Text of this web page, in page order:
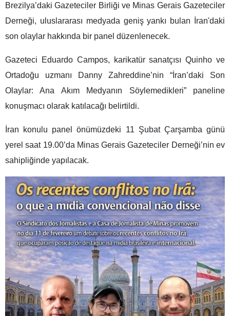
Brezilya’daki Gazeteciler Birliği ve Minas Gerais Gazeteciler
Derneği, uluslararası medyada geniş yankı bulan İran'daki
son olaylar hakkında bir panel düzenlenecek.
Gazeteci Eduardo Campos, karikatür sanatçısı Quinho ve
Ortadoğu uzmanı Danny Zahreddine’nin “İran’daki Son
Olaylar: Ana Akım Medyanın Söylemedikleri” paneline
konuşmacı olarak katılacağı belirtildi.
İran konulu panel önümüzdeki 11 Şubat Çarşamba günü
yerel saat 19.00’da Minas Gerais Gazeteciler Derneği’nin ev
sahipliğinde yapılacak.